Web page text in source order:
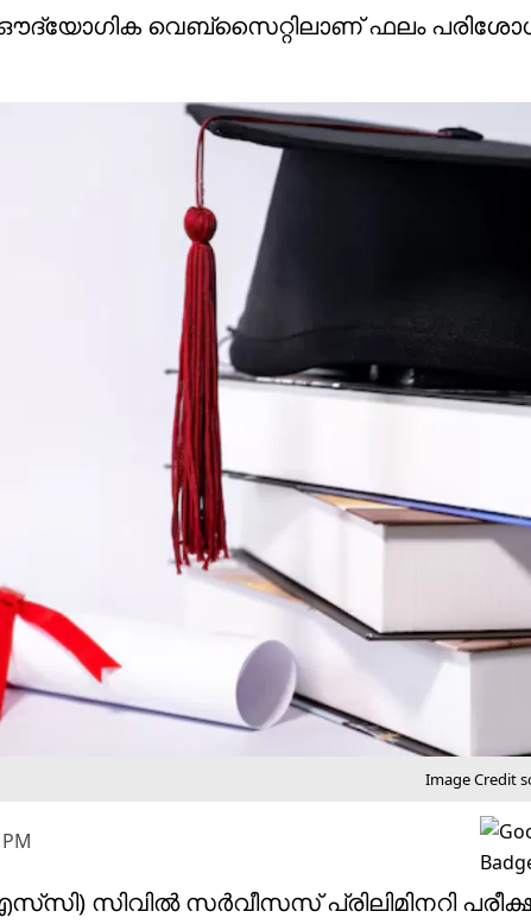
വെബ്സൈറ്റിലാണ് ഫലം
Image Credit
സിവിൽ സർവീസസ് പ്രിലിമിനറി